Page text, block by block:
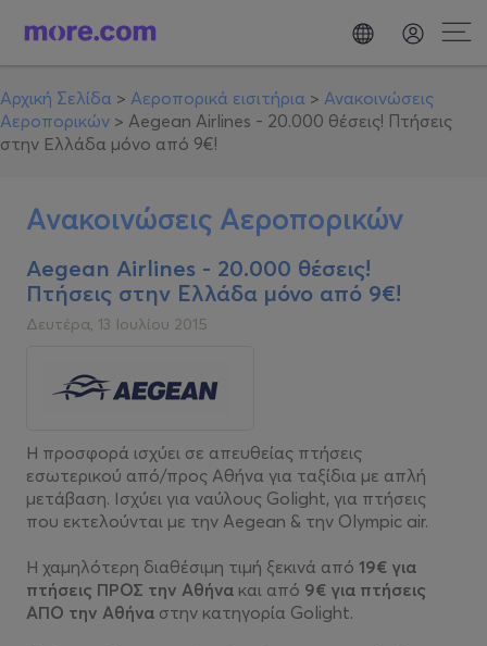
Αρχική Σελίδα > Αεροπορικά εισιτήρια > Ανακοινώσεις
Αεροπορικών > Aegean Airlines - 20.000 θέσεις! Πτήσεις
στην Ελλάδα μόνο από 9€!
Ανακοινώσεις Αεροπορικών
Aegean Airlines - 20.000 θέσεις!
Πτήσεις στην Ελλάδα μόνο από 9€!
Δευτέρα, 13 Ιουλίου 2015
Η προσφορά ισχύει σε απευθείας πτήσεις
εσωτερικού από/προς Αθήνα για ταξίδια με απλή
μετάβαση. Ισχύει για ναύλους Golight, για πτήσεις
που εκτελούνται με την Aegean & την Olympic air.
Η χαμηλότερη διαθέσιμη τιμή ξεκινά από 19€ για
πτήσεις ΠΡΟΣ την Αθήνα και από 9€ για πτήσεις
ΑΠΟ την Αθήνα στην κατηγορία Golight.